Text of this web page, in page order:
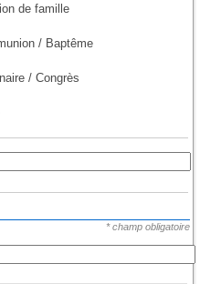
de famille
/ Baptême
/ Congrès
* champ obligatoire